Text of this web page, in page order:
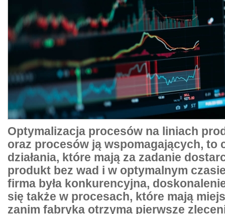
Optymalizacja procesów na liniach
oraz procesów ją wspomagających, to
działania, które mają za zadanie
produkt bez wad i w optymalnym
firma była konkurencyjna,
się także w procesach, które mają
zanim fabryka otrzyma pierwsze